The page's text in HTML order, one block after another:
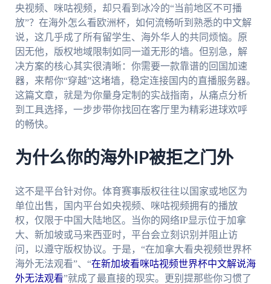
央视频、咪咕视频，却只看到冰冷的“当前地区不可播
放”？在海外怎么看欧洲杯，如何流畅听到熟悉的中文解
说，这几乎成了所有留学生、海外华人的共同烦恼。原
因无他，版权地域限制如同一道无形的墙。但别急，解
决方案的核心其实很清晰：你需要一款靠谱的回国加速
器，来帮你“穿越”这堵墙，稳定连接国内的直播服务器。
这篇文章，就是为你量身定制的实战指南，从痛点分析
到工具选择，一步步带你找回在客厅里为精彩进球欢呼
的畅快。
为什么你的海外IP被拒之门外
这不是平台针对你。体育赛事版权往往以国家或地区为
单位出售，国内平台如央视频、咪咕视频拥有的播放
权，仅限于中国大陆地区。当你的网络IP显示位于加拿
大、新加坡或马来西亚时，平台会立刻识别并阻止访
问，以遵守版权协议。于是，“在加拿大看央视频世界杯
海外无法观看”、“在新加坡看咪咕视频世界杯中文解说海
外无法观看”就成了最直接的现实。更别提那些你习惯了